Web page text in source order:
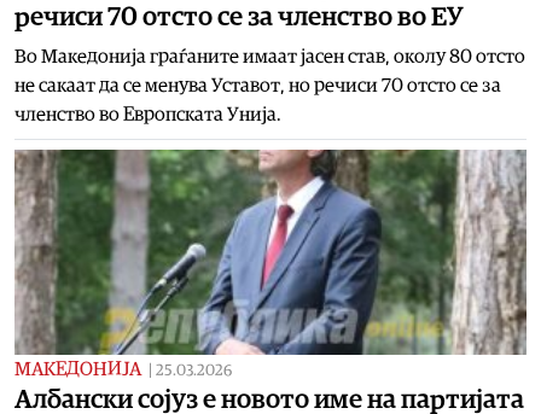
речиси 70 отсто се за членство во ЕУ
Во Македонија граѓаните имаат јасен став, околу 80 отсто
не сакаат да се менува Уставот, но речиси 70 отсто се за
членство во Европската Унија.
МАКЕДОНИЈА 25.03.2026
Албански сојуз е новото име на партијата